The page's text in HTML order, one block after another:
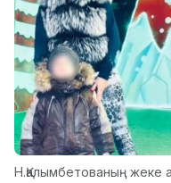
Н.Қалымбетованың жеке